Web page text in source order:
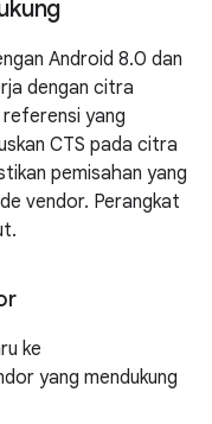
Android 8.0 dan
dengan citra
yang
CTS pada citra
pemisahan yang
vendor. Perangkat
ke
yang mendukung